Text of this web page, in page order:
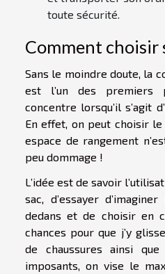
toute sécurité.
Comment choisir
Sans le moindre doute, la
est l’un des premiers
concentre lorsqu’il s’agit
En effet, on peut choisir
espace de rangement
peu dommage !
L’idée est de savoir
sac, d’essayer
dedans et de choisir en
chances pour que j’y
de chaussures ainsi
imposants, on vise le